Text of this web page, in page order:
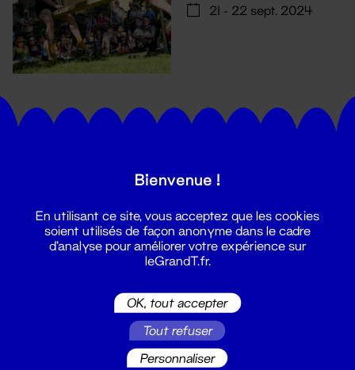
21 - 22 sept. 2024
Suivez toutes les actualités du
Grand T :
Bienvenue !
En utilisant ce site, vous acceptez que les cookies
soient utilisés de façon anonyme dans le cadre
d'analyse pour améliorer votre expérience sur
leGrandT.fr.
OK, tout accepter
Tout refuser
Personnaliser